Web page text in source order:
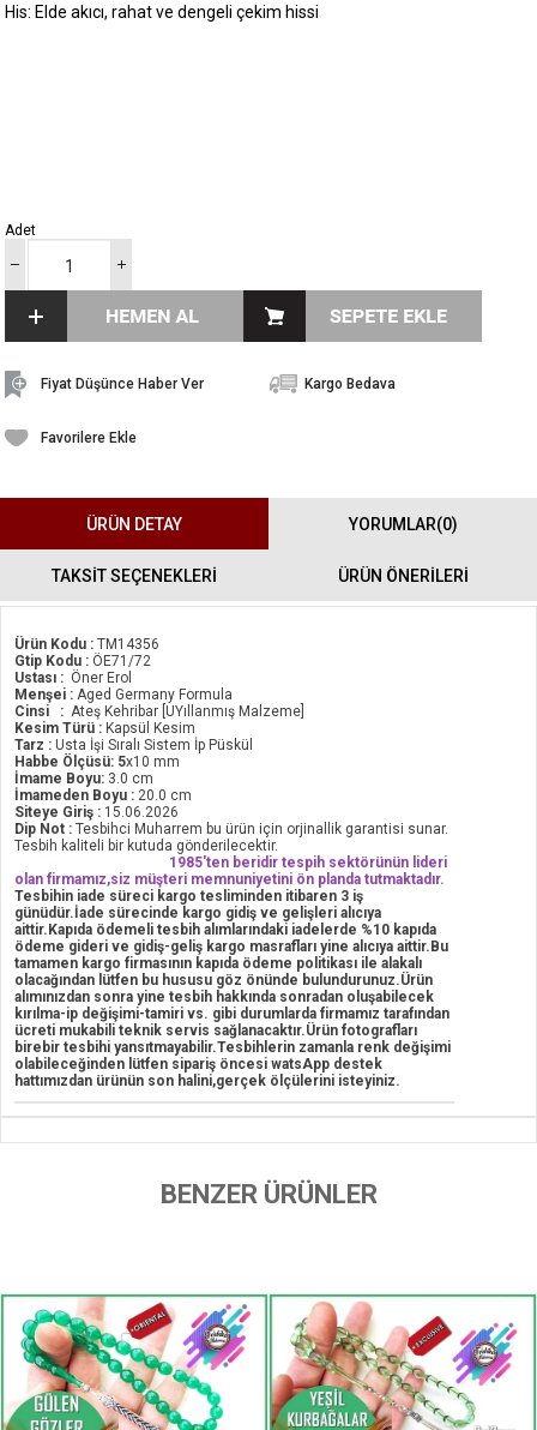
His: Elde akıcı, rahat ve dengeli çekim hissi
Adet
Fiyat Düşünce Haber Ver Kargo Bedava
Favorilere Ekle
ÜRÜN DETAY YORUMLAR(0)
TAKSİT SEÇENEKLERİ ÜRÜN ÖNERILERI
Ürün Kodu : TM14356
Gtip Kodu : ÖE71/72
Ustası : Öner Erol
Menşei : Aged Germany Formula
Cinsi : Ateş Kehribar [UYıllanmış Malzeme]
Kesim Türü : Kapsül Kesim
Tarz : Usta İşi Sıralı Sistem İp Püskül
Habbe Ölçüsü: 5x10 mm
İmame Boyu: 3.0 cm
İmameden Boyu : 20.0 cm
Siteye Giriş : 15.06.2026
Dip Not : Tesbihci Muharrem bu ürün için orjinallik garantisi sunar.
Tesbih kaliteli bir kutuda gönderilecektir.
1985'ten beridir tespih sektörünün lideri
olan firmamız,siz müşteri memnuniyetini ön planda tutmaktadır.
Tesbihin iade süreci kargo tesliminden itibaren 3 iş
günüdür.İade sürecinde kargo gidiş ve gelişleri alıcıya
aittir.Kapıda ödemeli tesbih alımlarındaki iadelerde %10 kapıda
ödeme gideri ve gidiş-geliş kargo masrafları yine alıcıya aittir.Bu
tamamen kargo firmasının kapıda ödeme politikası ile alakalı
olacağından lütfen bu hususu göz önünde bulundurunuz.Ürün
alımınızdan sonra yine tesbih hakkında sonradan oluşabilecek
kırılma-ip değişimi-tamiri vs. gibi durumlarda firmamız tarafından
ücreti mukabili teknik servis sağlanacaktır.Ürün fotografları
birebir tesbihi yansıtmayabilir.Tesbihlerin zamanla renk değişimi
olabileceğinden lütfen sipariş öncesi watsApp destek
hattımızdan ürünün son halini,gerçek ölçülerini isteyiniz.
BENZER ÜRÜNLER